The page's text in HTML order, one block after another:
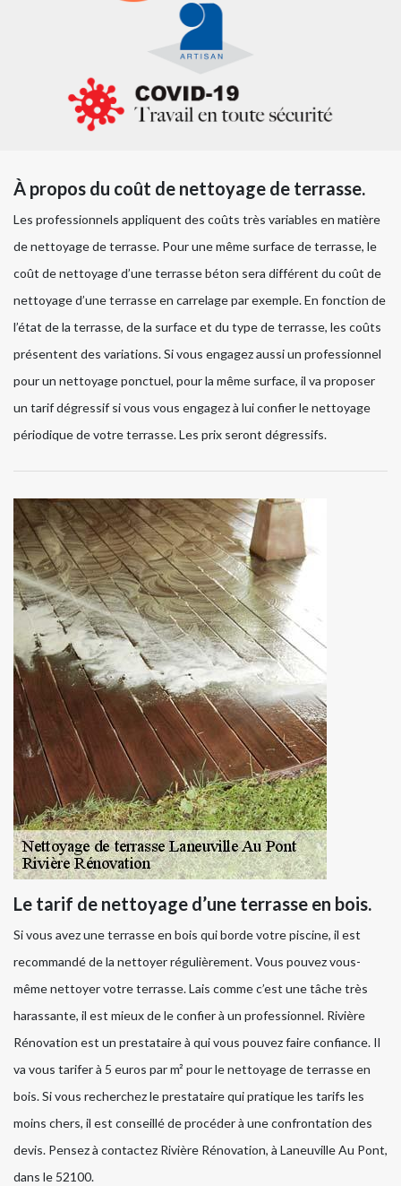
À propos du coût de nettoyage de terrasse.
Les professionnels appliquent des coûts très variables en matière
de nettoyage de terrasse. Pour une même surface de terrasse, le
coût de nettoyage d’une terrasse béton sera différent du coût de
nettoyage d’une terrasse en carrelage par exemple. En fonction de
l’état de la terrasse, de la surface et du type de terrasse, les coûts
présentent des variations. Si vous engagez aussi un professionnel
pour un nettoyage ponctuel, pour la même surface, il va proposer
un tarif dégressif si vous vous engagez à lui confier le nettoyage
périodique de votre terrasse. Les prix seront dégressifs.
Le tarif de nettoyage d’une terrasse en bois.
Si vous avez une terrasse en bois qui borde votre piscine, il est
recommandé de la nettoyer régulièrement. Vous pouvez vous-
même nettoyer votre terrasse. Lais comme c’est une tâche très
harassante, il est mieux de le confier à un professionnel. Rivière
Rénovation est un prestataire à qui vous pouvez faire confiance. Il
va vous tarifer à 5 euros par m² pour le nettoyage de terrasse en
bois. Si vous recherchez le prestataire qui pratique les tarifs les
moins chers, il est conseillé de procéder à une confrontation des
devis. Pensez à contactez Rivière Rénovation, à Laneuville Au Pont,
dans le 52100.